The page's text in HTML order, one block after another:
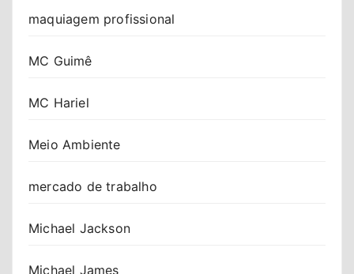
maquiagem profissional
MC Guimê
MC Hariel
Meio Ambiente
mercado de trabalho
Michael Jackson
Michael James